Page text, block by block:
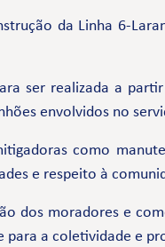
da Linha 6-
ser realizada a
envolvidos no
como
e respeito à
dos moradores e
a coletividade e